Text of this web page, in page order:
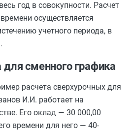
год в совокупности. Расчет
осуществляется
учетного периода, в
для сменного графика
расчета сверхурочных для
И.И. работает на
Его оклад — 30 000,00
времени для него — 40-